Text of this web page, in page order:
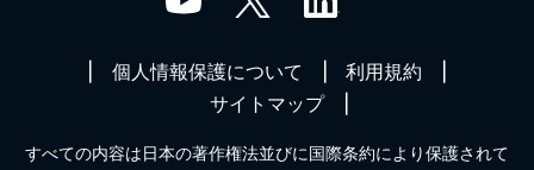
個人情報保護について
利用規約
サイトマップ
すべての内容は日本の著作権法並びに国際条約により保護されて